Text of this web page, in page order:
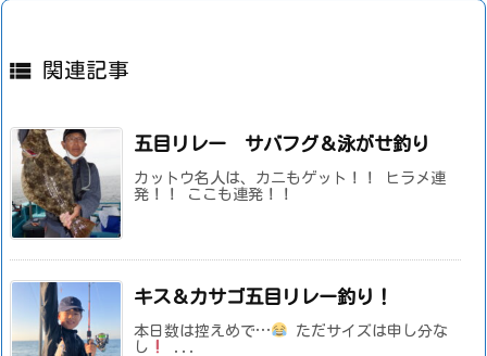
 関連記事
五目リレー サバフグ＆泳がせ釣り
カットウ名人は、カニもゲット！！ ヒラメ連
発！！ ここも連発！！
キス＆カサゴ五目リレー釣り！
本日数は控えめで…
ただサイズは申し分な
し